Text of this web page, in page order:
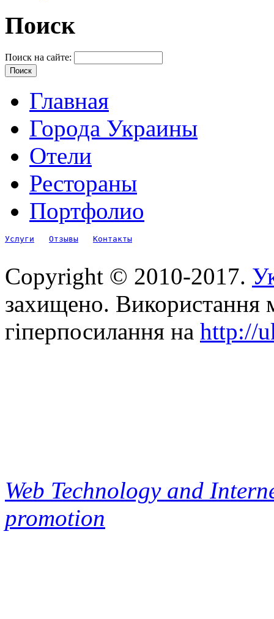
Поиск
Поиск на сайте:
Главная
Города Украины
Отели
Рестораны
Портфолио
Услуги Отзывы Контакты
Copyright © 2010-2017.
захищено. Використання
гіперпосилання на http://
Web Technology and
promotion